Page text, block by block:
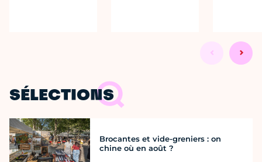
SÉLECTIONS
Brocantes et vide-greniers : on
chine où en août ?